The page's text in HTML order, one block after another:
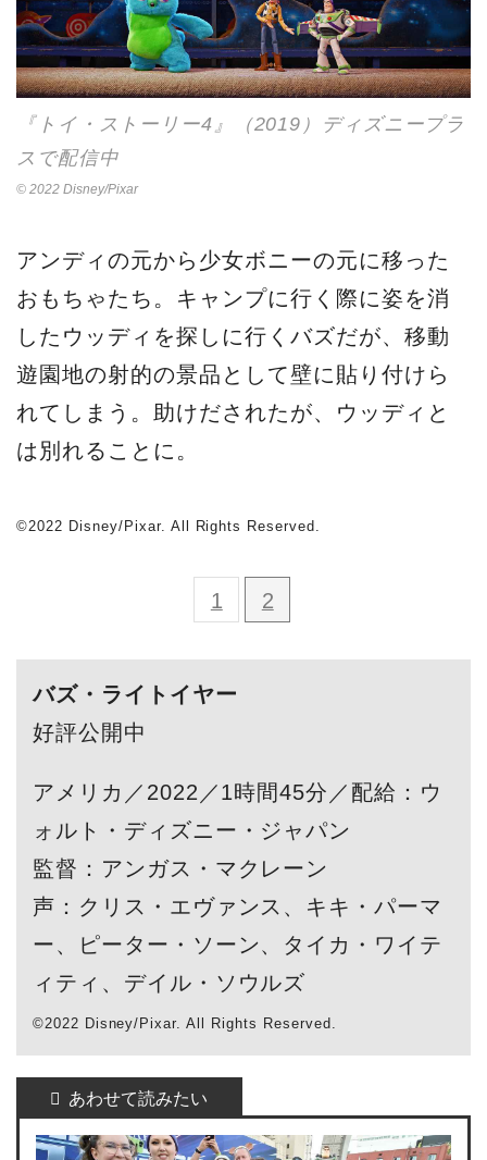
『トイ・ストーリー4』（2019）ディズニープラ
スで配信中
© 2022 Disney/Pixar
アンディの元から少女ボニーの元に移った
おもちゃたち。キャンプに行く際に姿を消
したウッディを探しに行くバズだが、移動
遊園地の射的の景品として壁に貼り付けら
れてしまう。助けだされたが、ウッディと
は別れることに。
©2022 Disney/Pixar. All Rights Reserved.
1 2
バズ・ライトイヤー
好評公開中
アメリカ／2022／1時間45分／配給：ウ
ォルト・ディズニー・ジャパン
監督：アンガス・マクレーン
声：クリス・エヴァンス、キキ・パーマ
ー、ピーター・ソーン、タイカ・ワイテ
ィティ、デイル・ソウルズ
©2022 Disney/Pixar. All Rights Reserved.